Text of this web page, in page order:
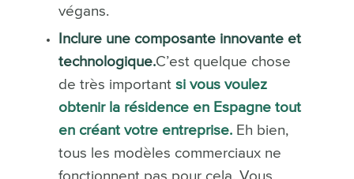
végans.
Inclure une composante innovante et
technologique.C’est quelque chose
de très importantsi vous voulez
obtenir la résidence en Espagne tout
en créant votre entreprise.Eh bien,
tous les modèles commerciaux ne